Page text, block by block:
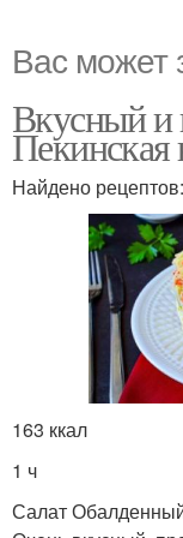
Вас может
Вкусный и
Пекинская
Найдено
163 ккал
1 ч
Салат Обалденный